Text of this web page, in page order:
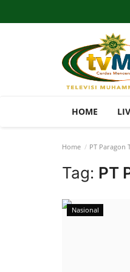
HOME
Home PT Paragon
Tag: PT
Nasional